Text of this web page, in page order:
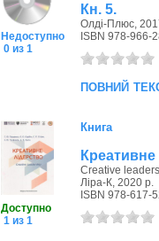
Недоступно
0 из 1
Кн. 5.
Олді-Плюс,
ISBN 978-966-
повний
Доступно
1 из 1
Книга
Креативне
Creative
Ліра-К, 2020 р.
ISBN 978-617-